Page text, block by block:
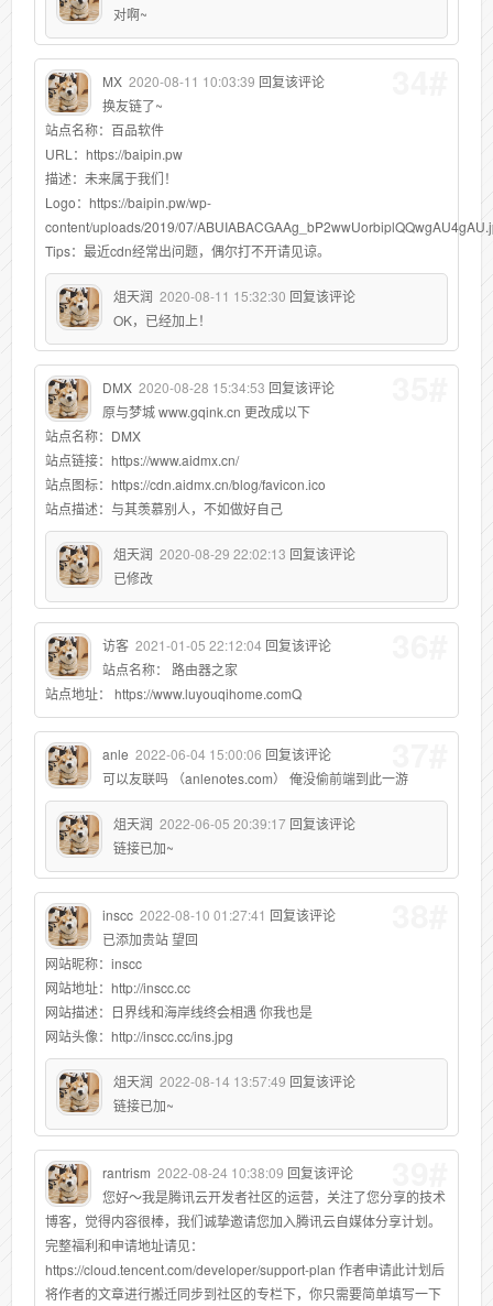
对啊~
MX 2020-08-11 10:03:39 回复该评论
换友链了~
站点名称：百品软件
URL：https://baipin.pw
描述：未来属于我们！
Logo：https://baipin.pw/wp-
content/uploads/2019/07/
Tips：最近cdn经常出问题，偶尔打不开请见谅。
俎天润 2020-08-11 15:32:30 回复该评论
OK，已经加上！
DMX 2020-08-28 15:34:53 回复该评论
原与梦城 www.gqink.cn 更改成以下
站点名称：DMX
站点链接：https://www.aidmx.cn/
站点图标：https://cdn.aidmx.cn/blog/favicon.ico
站点描述：与其羡慕别人，不如做好自己
俎天润 2020-08-29 22:02:13 回复该评论
已修改
访客 2021-01-05 22:12:04 回复该评论
站点名称： 路由器之家
站点地址： https://www.luyouqihome.comQ
anle 2022-06-04 15:00:06 回复该评论
可以友联吗 （anlenotes.com） 俺没偷前端到此一游
俎天润 2022-06-05 20:39:17 回复该评论
链接已加~
inscc 2022-08-10 01:27:41 回复该评论
已添加贵站 望回
网站昵称：inscc
网站地址：http://inscc.cc
网站描述：日界线和海岸线终会相遇 你我也是
网站头像：http://inscc.cc/ins.jpg
俎天润 2022-08-14 13:57:49 回复该评论
链接已加~
rantrism 2022-08-24 10:38:09 回复该评论
您好～我是腾讯云开发者社区的运营，关注了您分享的技术
博客，觉得内容很棒，我们诚挚邀请您加入腾讯云自媒体分享计划。
完整福利和申请地址请见：
https://cloud.tencent.com/developer/support-plan 作者申请此计划后
将作者的文章进行搬迁同步到社区的专栏下，你只需要简单填写一下